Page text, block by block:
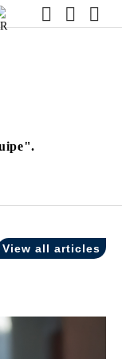
View all articles